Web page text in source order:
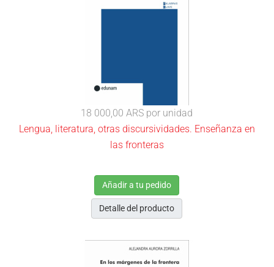
18 000,00 ARS por unidad
Lengua, literatura, otras discursividades. Enseñanza en
las fronteras
Añadir a tu pedido
Detalle del producto